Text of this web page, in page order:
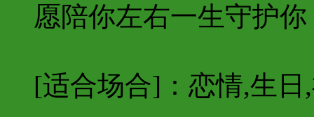
愿陪你左右一生守护你
[适合场合]：恋情,生日